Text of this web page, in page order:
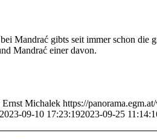
Mandrać gibts seit immer schon die
Mandrać einer davon.
Ernst Michalek https://
2023-09-10 17:23:192023-09-25